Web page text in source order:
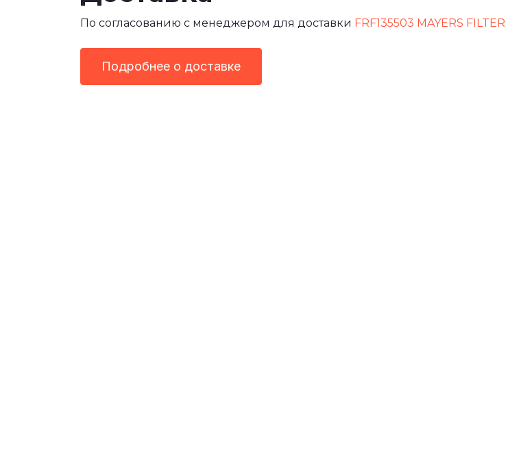
По согласованию с менеджером для доставки FRF135503 MAYERS FILTER
Подробнее о доставке